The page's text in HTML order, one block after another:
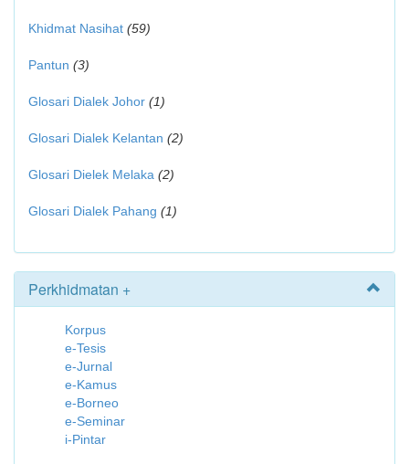
Khidmat Nasihat (59)
Pantun (3)
Glosari Dialek Johor (1)
Glosari Dialek Kelantan (2)
Glosari Dielek Melaka (2)
Glosari Dialek Pahang (1)
Perkhidmatan +
Korpus
e-Tesis
e-Jurnal
e-Kamus
e-Borneo
e-Seminar
i-Pintar